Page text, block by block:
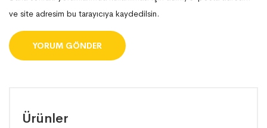
Ürünler
ve site adresim bu tarayıcıya kaydedilsin.